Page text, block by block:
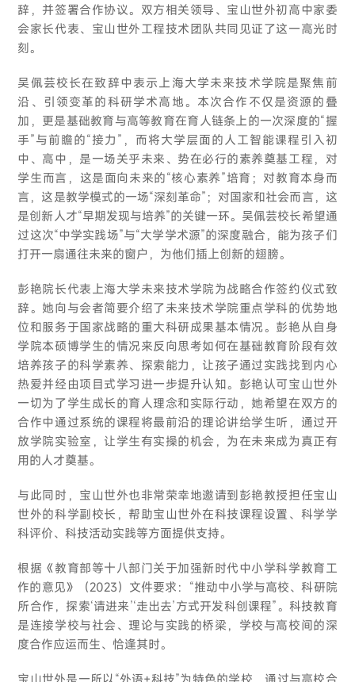
辞，并签署合作协议。双方相关领导、宝山世外初高中家委
会家长代表、宝山世外工程技术团队共同见证了这一高光时
刻。
吴佩芸校长在致辞中表示上海大学未来技术学院是聚焦前
沿、引领变革的科研学术高地。本次合作不仅是资源的叠
加，更是基础教育与高等教育在育人链条上的一次深度的“握
手”与前瞻的“接力”，而将大学层面的人工智能课程引入初
中、高中，是一场关乎未来、势在必行的素养奠基工程，对
学生而言，这是面向未来的“核心素养”培育；对教育本身而
言，这是教学模式的一场“深刻革命”；对国家和社会而言，这
是创新人才“早期发现与培养”的关键一环。吴佩芸校长希望通
过这次“中学实践场”与“大学学术源”的深度融合，能为孩子们
打开一扇通往未来的窗户，为他们插上创新的翅膀。
彭艳院长代表上海大学未来技术学院为战略合作签约仪式致
辞。她向与会者简要介绍了未来技术学院重点学科的优势地
位和服务于国家战略的重大科研成果基本情况。彭艳从自身
学院本硕博学生的情况来反向思考如何在基础教育阶段有效
培养孩子的科学素养、探索能力，让孩子通过实践找到内心
热爱并经由项目式学习进一步提升认知。彭艳认可宝山世外
一切为了学生成长的育人理念和实际行动，她希望在双方的
合作中通过系统的课程将最前沿的理论讲给学生听，通过开
放学院实验室，让学生有实操的机会，为在未来成为真正有
用的人才奠基。
与此同时，宝山世外也非常荣幸地邀请到彭艳教授担任宝山
世外的科学副校长，帮助宝山世外在科技课程设置、科学学
科评价、科技活动实践等方面提供支持。
根据《教育部等十八部门关于加强新时代中小学科学教育工
作的意见》（2023）文件要求：“推动中小学与高校、科研院
所合作，探索‘请进来’‘走出去’方式开发科创课程”。科技教育
是连接学校与社会、理论与实践的桥梁，学校与高校间的深
度合作应运而生、恰逢其时。
宝山世外是一所以“外语+科技”为特色的学校，通过与高校合